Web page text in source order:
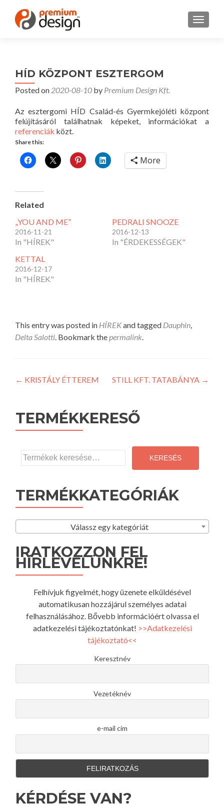
HÍD KÖZPONT ESZTERGOM
Posted on 2020-08-10 by Premium Design Kft.
Az esztergomi HÍD Család-és Gyermkejóléti központ
felújításáról találhatnak képeket, információkat a
referenciák közt.
Share this:
More
Related
„YOU AND ME”
2016-11-21
In "HÍREK"
PEDRALI SNOOZE
2016-12-13
In "ÉRDEKESSÉGEK"
KETTAL
2016-12-17
In "HÍREK"
This entry was posted in HÍREKand tagged Dauphin,
Delta Salotti. Bookmark thepermalink.
Post
← KRISTÁLY ÉTTEREM STILL KFT. TATABÁNYA →
TERMÉKKERESŐ
KERESÉS
TERMÉKKATEGÓRIÁK
Válassz egy kategóriát
IRATKOZZON FEL
HÍRLEVELÜNKRE!
Felhívjuk figyelmét, hogy üzenete elküldésével
automatikusan hozzájárul személyes adatai
felhasználásához. Bővebb információért olvassa el
adatkezelési tájékoztatónkat! >>Adatkezelési
tájékoztató<<
Keresztnév
Vezetéknév
e-mail cím
KÉRDÉSE VAN?